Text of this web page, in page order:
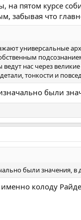
на пятом курсе
забывая что
универсальные
нас через
тонкости и
были
были значения, в
колоду